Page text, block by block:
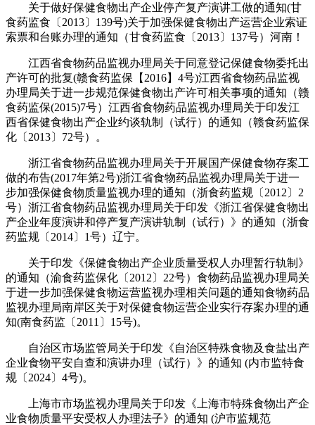
关于做好保健食物出产企业停产复产演讲工做的通知(甘
食药监食〔2013〕139号)关于加强保健食物出产运营企业索证
索票和台账办理的通知（甘食药监食〔2013〕137号）河南！
江西省食物药品监视办理局关于同意登记保健食物委托出
产许可的批复(赣食药监保【2016】4号)江西省食物药品监视
办理局关于进一步规范保健食物出产许可相关事项的通知（赣
食药监保(2015)7号）江西省食物药品监视办理局关于印发江
西省保健食物出产企业约谈轨制（试行）的通知（赣食药监保
化〔2013〕72号）。
浙江省食物药品监视办理局关于开展国产保健食物存案工
做的布告(2017年第2号)浙江省食物药品监视办理局关于进一
步加强保健食物质量监视办理的通知（浙食药监规〔2012〕2
号）浙江省食物药品监视办理局关于印发《浙江省保健食物出
产企业年度演讲和停产复产演讲轨制（试行）》的通知（浙食
药监规〔2014〕1号）辽宁。
关于印发《保健食物出产企业质量受权人办理暂行轨制》
的通知（渝食药监保化〔2012〕22号）食物药品监视办理局关
于进一步加强保健食物运营监视办理相关问题的通知食物药品
监视办理局南岸区关于对保健食物运营企业实行存案办理的通
知(南食药监〔2011〕15号)。
自治区市场监管局关于印发《自治区特殊食物及食盐出产
企业食物平安自查和演讲办理（试行）》的通知 (内市监特食
规〔2024〕4号)。
上海市市场监视办理局关于印发《上海市特殊食物出产企
业食物质量平安受权人办理法子》的通知 (沪市监规范